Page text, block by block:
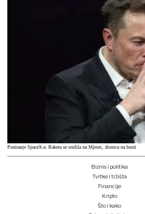
Poniranje SpaceX-a: Raketa se srušila na Mjesec, dionica na burzi
Biznis i politika
Tvrtke i tržišta
Financije
Kripto
Što i kako